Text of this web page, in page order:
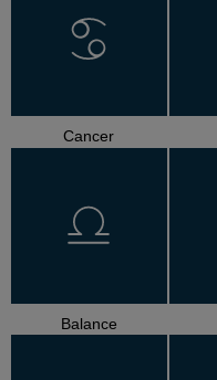
Cancer
Balance